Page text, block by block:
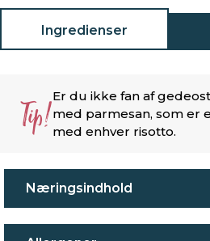
Ingredienser
Tip!Er du ikke fan af
med parmesan, som er
med enhver risotto.
Næringsindhold